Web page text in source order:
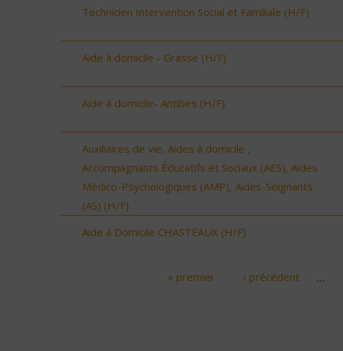
Technicien Intervention Social et Familiale (H/F)
Aide à domicile - Grasse (H/F)
Aide à domicile- Antibes (H/F)
Auxiliaires de vie, Aides à domicile ,
Accompagnants Éducatifs et Sociaux (AES), Aides
Médico-Psychologiques (AMP), Aides-Soignants
(AS) (H/F)
Aide à Domicile CHASTEAUX (H/F)
« premier ‹ précédent …